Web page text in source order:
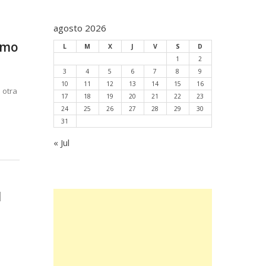
otra
agosto 2026
L M X J V S
D
1
2
3
4 5 6 7 8
9
10
11 12 13 14 15
16
17
18 19 20 21 22
23
24
25 26 27 28 29
30
31
« Jul